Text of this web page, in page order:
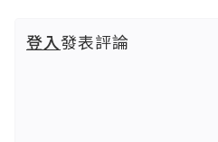
登入發表評論